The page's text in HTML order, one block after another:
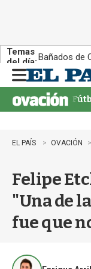
Temas
del día:Bañados de
n
u
EL PAÍS OVACIÓN
Felipe
"Una de
fue que